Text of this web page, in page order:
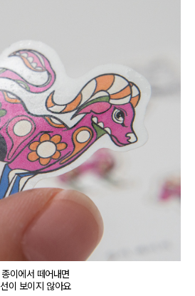
종이에서 떼어내면
선이 보이지 않아요